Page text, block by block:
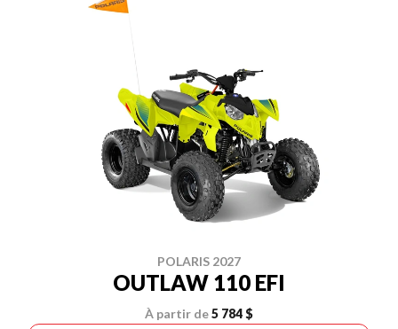
POLARIS 2027
OUTLAW 110 EFI
À partir de5 784 $